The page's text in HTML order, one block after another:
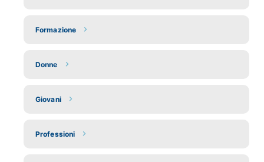
Formazione
Donne
Giovani
Professioni